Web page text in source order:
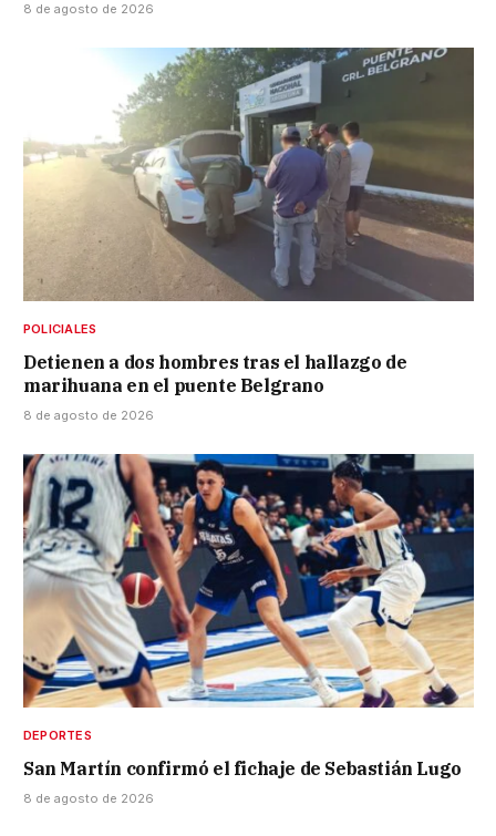
8 de agosto de 2026
POLICIALES
Detienen a dos hombres tras el hallazgo de
marihuana en el puente Belgrano
8 de agosto de 2026
DEPORTES
San Martín confirmó el fichaje de Sebastián Lugo
8 de agosto de 2026